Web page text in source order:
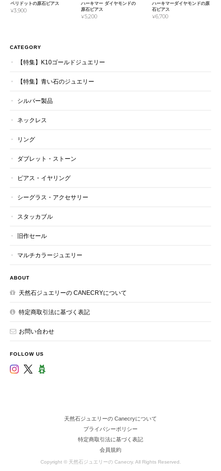
ペリドットの原石ピアス
¥3,900
ハーキマー ダイヤモンドの
原石ピアス
¥5,200
ハーキマーダイヤモンドの原
石ピアス
¥6,700
CATEGORY
【特集】K10ゴールドジュエリー
【特集】青い石のジュエリー
シルバー製品
ネックレス
リング
ダブレット・ストーン
ピアス・イヤリング
シーグラス・アクセサリー
スタッカブル
旧作セール
マルチカラージュエリー
ABOUT
天然石ジュエリーの CANECRYについて
特定商取引法に基づく表記
お問い合わせ
FOLLOW US
天然石ジュエリーの Canecryについて
プライバシーポリシー
特定商取引法に基づく表記
会員規約
Copyright © 天然石ジュエリーの Canecry. All Rights Reserved.